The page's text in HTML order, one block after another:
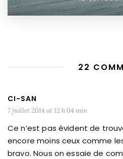
22
CI-SAN
7 juillet 2014 at 12 h 04 min
Ce n’est pas évident de
encore moins ceux comme
bravo. Nous on essaie de